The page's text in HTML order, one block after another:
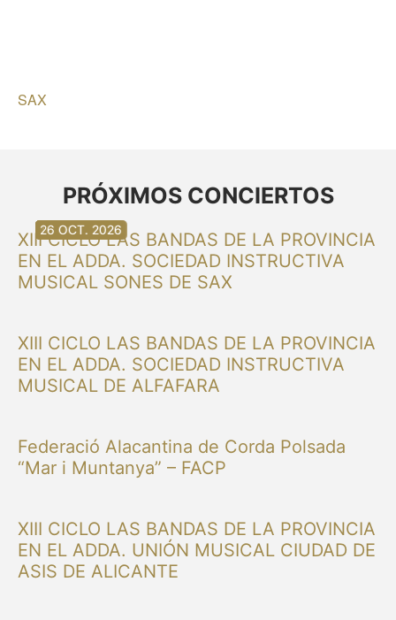
SAX
PRÓXIMOS CONCIERTOS
XIII CICLO LAS BANDAS DE LA PROVINCIA
EN EL ADDA. SOCIEDAD INSTRUCTIVA
MUSICAL SONES DE SAX
30 AG. 2026
XIII CICLO LAS BANDAS DE LA PROVINCIA
EN EL ADDA. SOCIEDAD INSTRUCTIVA
MUSICAL DE ALFAFARA
30 AG. 2026
Federació Alacantina de Corda Polsada
“Mar i Muntanya” – FACP
13 SET. 2026
XIII CICLO LAS BANDAS DE LA PROVINCIA
EN EL ADDA. UNIÓN MUSICAL CIUDAD DE
ASIS DE ALICANTE
20 SET. 2026
20 SET. 2026
26 SET. 2026
03 OCT. 2026
16 OCT. 2026
26 OCT. 2026